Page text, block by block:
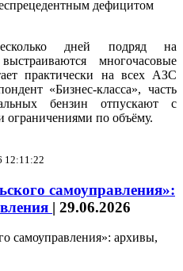
дней подряд на
многочасовые
практически на всех АЗС
«Бизнес-класса», часть
бензин отпускают с
ограничениями по объёму.
12:11:22
самоуправления»:
| 29.06.2026